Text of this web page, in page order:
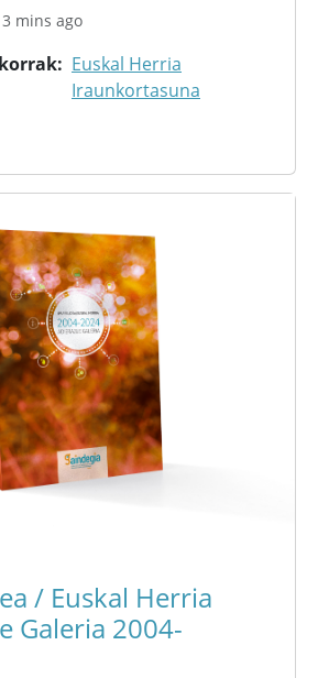
mins ago
Euskal Herria
Iraunkortasuna
/ Euskal Herria
Galeria 2004-